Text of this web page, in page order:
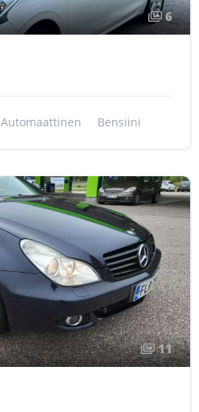
6
Automaattinen Bensiini
11